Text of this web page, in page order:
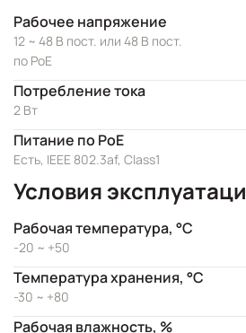
Рабочее напряжение
12 ~ 48 В пост. или 48 В пост.
по PoE
Потребление тока
2 Вт
Питание по PoE
Есть, IEEE 802.3af, Class1
Условия
Рабочая температура, °C
-20 ~ +50
Температура хранения, °C
-30 ~ +80
Рабочая влажность, %